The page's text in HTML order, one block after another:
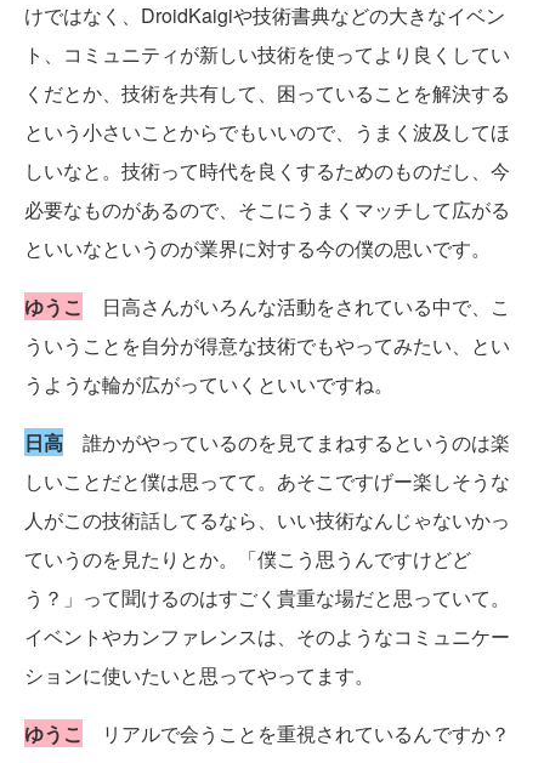
けではなく、DroidKaigiや技術書典などの大きなイベン
ト、コミュニティが新しい技術を使ってより良くしてい
くだとか、技術を共有して、困っていることを解決する
という小さいことからでもいいので、うまく波及してほ
しいなと。技術って時代を良くするためのものだし、今
必要なものがあるので、そこにうまくマッチして広がる
といいなというのが業界に対する今の僕の思いです。
ゆうこ 日高さんがいろんな活動をされている中で、こ
ういうことを自分が得意な技術でもやってみたい、とい
うような輪が広がっていくといいですね。
日高 誰かがやっているのを見てまねするというのは楽
しいことだと僕は思ってて。あそこですげー楽しそうな
人がこの技術話してるなら、いい技術なんじゃないかっ
ていうのを見たりとか。「僕こう思うんですけどど
う？」って聞けるのはすごく貴重な場だと思っていて。
イベントやカンファレンスは、そのようなコミュニケー
ションに使いたいと思ってやってます。
ゆうこ リアルで会うことを重視されているんですか？